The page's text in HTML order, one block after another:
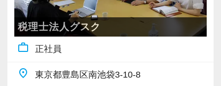
独特の特徴やニーズがどこにあるかもわかって
いるため、獣医のお客様からすると安心してな
んでも話せる相談相手となっています。
動物病院の業界に精通し、きめ細かな支援がで
きる。その評判がご紹介につながり、着実に顧
問先は拡大しています。
税理士法人グスク
work_outline 正社員
place 東京都豊島区南池袋3-10-8